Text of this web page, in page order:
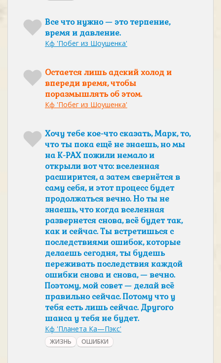
Все что нужно — это терпение,
время и давление.
Кф 'Побег из Шоушенка'
Остается лишь адский холод и
впереди время, чтобы
поразмышлять об этом.
Кф 'Побег из Шоушенка'
Хочу тебе кое-что сказать, Марк, то,
что ты пока ещё не знаешь, но мы
на K-PAX пожили немало и
открыли вот что: вселенная
расширится, а затем свернётся в
саму себя, и этот процесс будет
продолжаться вечно. Но ты не
знаешь, что когда вселенная
развернется снова, всё будет так,
как и сейчас. Ты встретишься с
последствиями ошибок, которые
делаешь сегодня, ты будешь
переживать последствия каждой
ошибки снова и снова, — вечно.
Поэтому, мой совет — делай всё
правильно сейчас. Потому что у
тебя есть лишь сейчас. Другого
шанса у тебя не будет.
Кф 'Планета Ка—Пэкс'
ЖИЗНЬ ОШИБКИ